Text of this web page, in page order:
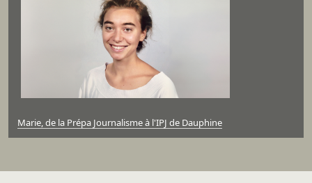
Marie, de la Prépa Journalisme à l'IPJ de Dauphine